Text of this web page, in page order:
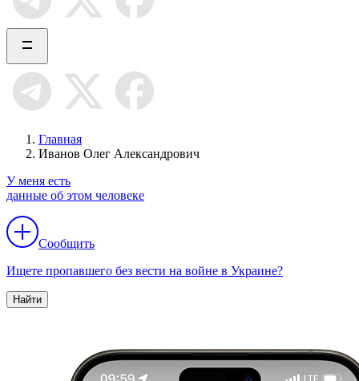
Главная
Иванов Олег Александрович
У меня есть
данные об этом человеке
Сообщить
Ищете пропавшего без вести на войне в Украине?
Найти